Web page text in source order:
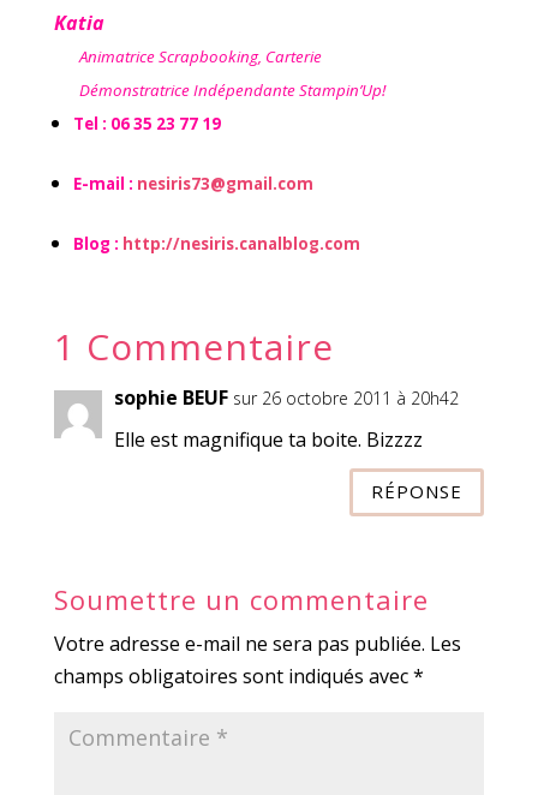
Katia
Animatrice Scrapbooking, Carterie
Démonstratrice Indépendante Stampin’Up!
Tel : 06 35 23 77 19
E-mail : nesiris73@gmail.com
Blog : http://nesiris.canalblog.com
1 Commentaire
sophie BEUF sur 26 octobre 2011 à 20h42
Elle est magnifique ta boite. Bizzzz
RÉPONSE
Soumettre un commentaire
Votre adresse e-mail ne sera pas publiée. Les
champs obligatoires sont indiqués avec*